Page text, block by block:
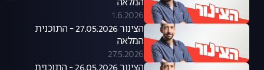
המלאה
1.6.2026
הצינור 27.05.2026 - התוכנית
המלאה
27.5.2026